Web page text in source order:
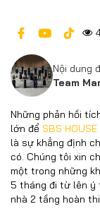
Nội dung
Team
Những phản hồi
lớn để SBS HOUSE
là sự khẳng định
có. Chúng tôi xin
một trong những
5 tháng đi từ lên ý
nhà 2 tầng hoàn